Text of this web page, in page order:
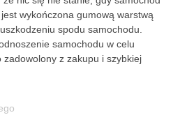
wykończona gumową warstwą
spodu samochodu.
samochodu w celu
z zakupu i szybkiej